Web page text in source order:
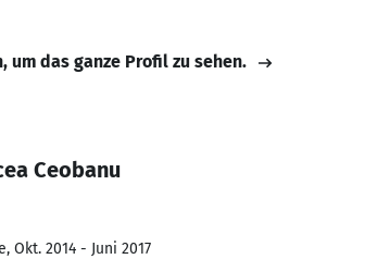
um das ganze Profil zu sehen.
Ceobanu
Okt. 2014 - Juni 2017